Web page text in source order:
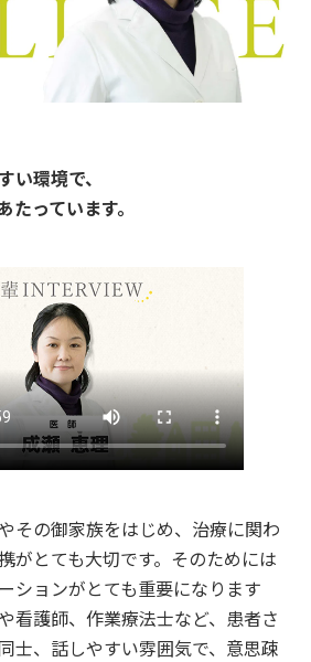
い環境で、
っています。
その御家族をはじめ、治療に関わ
がとても大切です。そのためには
ションがとても重要になります
看護師、作業療法士など、患者さ
士、話しやすい雰囲気で、意思疎